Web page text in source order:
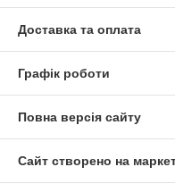
Доставка та оплата
Графік роботи
Повна версія сайту
Сайт створено на